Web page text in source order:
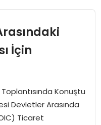
İçin
Konuştu
Devletler Arasında
Ticaret